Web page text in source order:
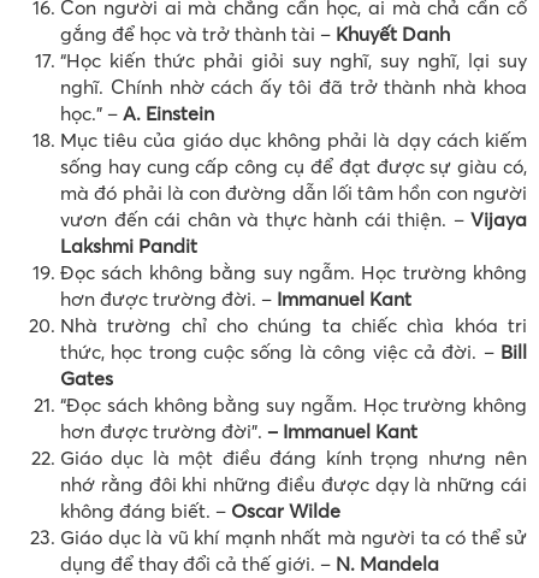
Con người ai mà chẳng cần học, ai mà chả cần cố
gắng để học và trở thành tài – Khuyết Danh
“Học kiến thức phải giỏi suy nghĩ, suy nghĩ, lại suy
nghĩ. Chính nhờ cách ấy tôi đã trở thành nhà khoa
học.” – A. Einstein
Mục tiêu của giáo dục không phải là dạy cách kiếm
sống hay cung cấp công cụ để đạt được sự giàu có,
mà đó phải là con đường dẫn lối tâm hồn con người
vươn đến cái chân và thực hành cái thiện. – Vijaya
Lakshmi Pandit
Đọc sách không bằng suy ngẫm. Học trường không
hơn được trường đời. – Immanuel Kant
Nhà trường chỉ cho chúng ta chiếc chìa khóa tri
thức, học trong cuộc sống là công việc cả đời. – Bill
Gates
“Đọc sách không bằng suy ngẫm. Học trường không
hơn được trường đời”. – Immanuel Kant
Giáo dục là một điều đáng kính trọng nhưng nên
nhớ rằng đôi khi những điều được dạy là những cái
không đáng biết. – Oscar Wilde
Giáo dục là vũ khí mạnh nhất mà người ta có thể sử
dụng để thay đổi cả thế giới. – N. Mandela